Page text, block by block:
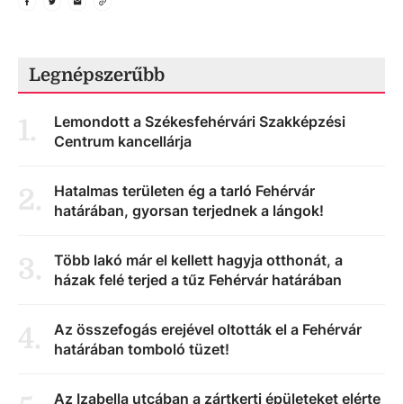
Legnépszerűbb
1.
Lemondott a Székesfehérvári Szakképzési
Centrum kancellárja
2.
Hatalmas területen ég a tarló Fehérvár
határában, gyorsan terjednek a lángok!
3.
Több lakó már el kellett hagyja otthonát, a
házak felé terjed a tűz Fehérvár határában
4.
Az összefogás erejével oltották el a Fehérvár
határában tomboló tüzet!
Az Izabella utcában a zártkerti épületeket elérte